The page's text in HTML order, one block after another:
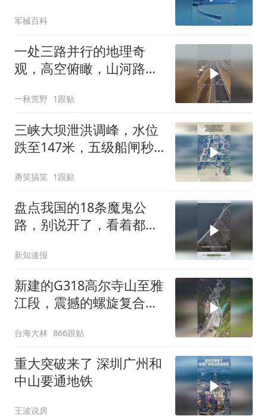
军械百科
一处三路并行的地理奇
观，高空俯瞰，山河路网
一秋荒野 1跟贴
三峡大坝泄洪调峰，水位
跌至147米，五级船闸秒
勇笑搞笑 1跟贴
盘点我国的18条魔鬼公
路，别说开了，看着都吓
新知速报
新建的G318高尔寺山至雅
江段，震撼的螺旋复合高
台海大林 866跟贴
重大突破来了 深圳广州和
中山要通地铁
王波说房